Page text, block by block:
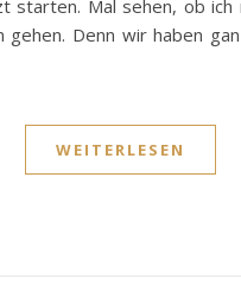
Mal sehen, ob ich
Denn wir haben
WEITERLESEN